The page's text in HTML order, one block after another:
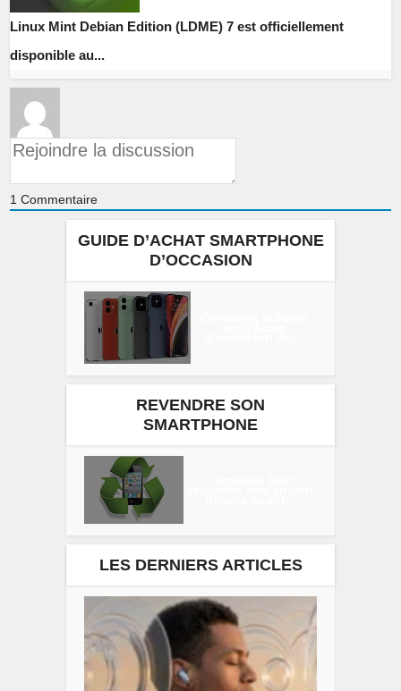
Linux Mint Debian Edition (LDME) 7 est officiellement
disponible au...
1 Commentaire
GUIDE D’ACHAT SMARTPHONE
D’OCCASION
REVENDRE SON
SMARTPHONE
LES DERNIERS ARTICLES